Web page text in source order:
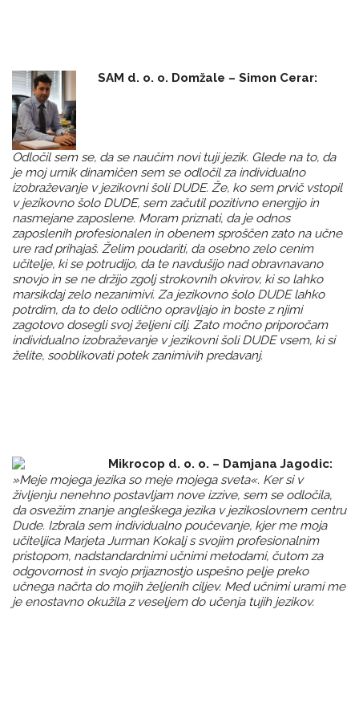
SAM d. o. o. Domžale – Simon Cerar:
Odločil sem se, da se naučim novi tuji jezik. Glede na to, da
je moj urnik dinamičen sem se odločil za individualno
izobraževanje v jezikovni šoli DUDE. Že, ko sem prvič vstopil
v jezikovno šolo DUDE, sem začutil pozitivno energijo in
nasmejane zaposlene. Moram priznati, da je odnos
zaposlenih profesionalen in obenem sproščen zato na učne
ure rad prihajaš. Želim poudariti, da osebno zelo cenim
učitelje, ki se potrudijo, da te navdušijo nad obravnavano
snovjo in se ne držijo zgolj strokovnih okvirov, ki so lahko
marsikdaj zelo nezanimivi. Za jezikovno šolo DUDE lahko
potrdim, da to delo odlično opravljajo in boste z njimi
zagotovo dosegli svoj željeni cilj. Zato močno priporočam
individualno izobraževanje v jezikovni šoli DUDE vsem, ki si
želite, sooblikovati potek zanimivih predavanj.
Mikrocop d. o. o. – Damjana Jagodic:
»Meje mojega jezika so meje mojega sveta«. Ker si v
življenju nenehno postavljam nove izzive, sem se odločila,
da osvežim znanje angleškega jezika v jezikoslovnem centru
Dude. Izbrala sem individualno poučevanje, kjer me moja
učiteljica Marjeta Jurman Kokalj s svojim profesionalnim
pristopom, nadstandardnimi učnimi metodami, čutom za
odgovornost in svojo prijaznostjo uspešno pelje preko
učnega načrta do mojih željenih ciljev. Med učnimi urami me
je enostavno okužila z veseljem do učenja tujih jezikov.